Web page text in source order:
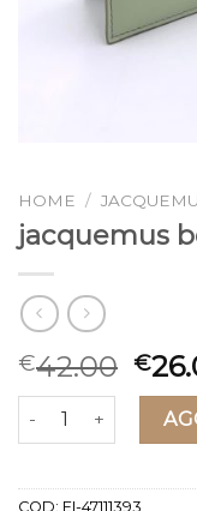
HOME /
jacquemus
€42.00 €
jacquemus borsa
COD: EI-47111393